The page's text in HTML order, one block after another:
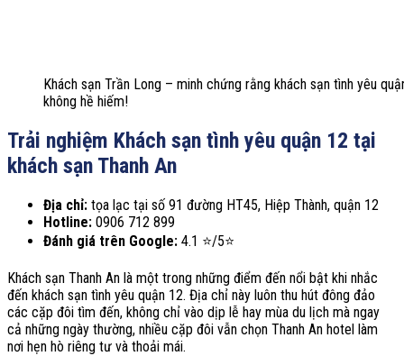
Khách sạn Trần Long – minh chứng rằng khách sạn tình yêu
không hề hiếm!
Trải nghiệm Khách sạn tình yêu quận 12 tại
khách sạn Thanh An
Địa chỉ: tọa lạc tại số 91 đường HT45, Hiệp Thành, quận 12
Hotline: 0906 712 899
Đánh giá trên Google: 4.1 ⭐/5⭐
Khách sạn Thanh An là một trong những điểm đến nổi bật khi nhắc
đến khách sạn tình yêu quận 12. Địa chỉ này luôn thu hút đông đảo
các cặp đôi tìm đến, không chỉ vào dịp lễ hay mùa du lịch mà ngay
cả những ngày thường, nhiều cặp đôi vẫn chọn Thanh An hotel làm
nơi hẹn hò riêng tư và thoải mái.